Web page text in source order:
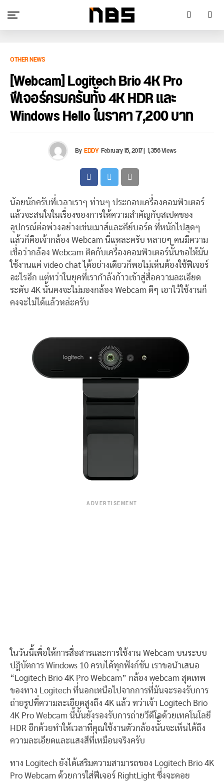
OTHER NEWS
[Webcam] Logitech Brio 4K Pro
ฟีเจอร์ครบครันทั้ง 4K HDR และ
Windows Hello ในราคา 7,200 บาท
ByEDDYFebruary 15, 2017| 1,356 Views
น้อยนักครับที่เวลาเราๆ ท่านๆ ประกอบเครื่องคอมพิวเตอร์
แล้วจะสนใจในเรื่องของการให้ความสำคัญกับสเปคของ
อุปกรณ์ต่อพ่วงอย่างเช่นเมาส์และคีย์บอร์ด ที่หนักไปสุดๆ
แล้วก็คือเจ้ากล้อง Webcam นี่แหละครับ หลายๆ คนมีความ
เชื่อว่ากล้อง Webcam ติดกับเครื่องคอมพิวเตอร์นั้นขอให้มัน
ใช้งานแค่ video chat ได้อย่างเดียวก็พอไม่เห็นต้องใช้ฟีเจอร์
อะไรอีก แต่ทว่าในยุคที่เรากำลังก้าวเข้าสู่สื่อความละเอียด
ระดับ 4K นั้นคงจะไม่มองกล้อง Webcam ดีๆ เอาไว้ใช้งานก็
คงจะไม่ได้แล้วหล่ะครับ
ADVERTISEMENT
ในวันนี้เพื่อให้การสื่อสารและการใช้งาน Webcam บนระบบ
ปฎิบัตการ Windows 10 ครบได้ทุกฟังก์ชัน เราขอนำเสนอ
“Logitech Brio 4K Pro Webcam” กล้อง webcam สุดเทพ
ของทาง Logitech ที่นอกเหนือไปจากการที่มันจะรองรับการ
ถ่ายรูปที่ความละเอียดสูงถึง 4K แล้ว ทว่าเจ้า Logitech Brio
4K Pro Webcam นี้นั้นยังรองรับการถ่ายวีดีโอด้วยเทคโนโลยี
HDR อีกด้วยทำให้เวลาที่คุณใช้งานตัวกล้องนัั้นจะเห็นได้ถึง
ความละเอียดและแสงสีที่เหมือนจริงครับ
ทาง Logitech ยังได้เสริมความสามารถของ Logitech Brio 4K
Pro Webcam ด้วยการใส่ฟีเจอร์ RightLight ซึ่งจะคอย